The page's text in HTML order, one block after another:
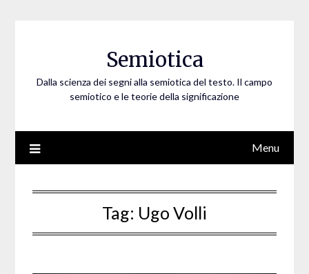
Semiotica
Dalla scienza dei segni alla semiotica del testo. Il campo
semiotico e le teorie della significazione
Menu
Tag: Ugo Volli